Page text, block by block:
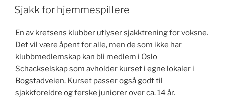
Sjakk for hjemmespillere
En av kretsens klubber utlyser sjakktrening for voksne.
Det vil være åpent for alle, men de som ikke har
klubbmedlemskap kan bli medlem i Oslo
Schackselskap som avholder kurset i egne lokaler i
Bogstadveien. Kurset passer også godt til
sjakkforeldre og ferske juniorer over ca. 14 år.